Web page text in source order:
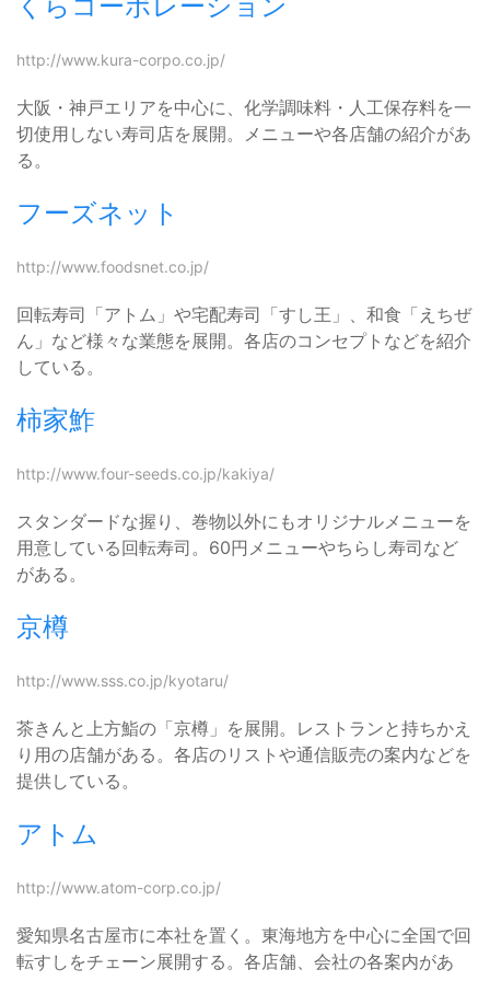
http://www.kura-corpo.co.jp/
大阪・神戸エリアを中心に、化学調味料・人工保存料を一
切使用しない寿司店を展開。メニューや各店舗の紹介があ
る。
フーズネット
http://www.foodsnet.co.jp/
回転寿司「アトム」や宅配寿司「すし王」、和食「えちぜ
ん」など様々な業態を展開。各店のコンセプトなどを紹介
している。
柿家鮓
http://www.four-seeds.co.jp/kakiya/
スタンダードな握り、巻物以外にもオリジナルメニューを
用意している回転寿司。60円メニューやちらし寿司など
がある。
京樽
http://www.sss.co.jp/kyotaru/
茶きんと上方鮨の「京樽」を展開。レストランと持ちかえ
り用の店舗がある。各店のリストや通信販売の案内などを
提供している。
アトム
http://www.atom-corp.co.jp/
愛知県名古屋市に本社を置く。東海地方を中心に全国で回
転すしをチェーン展開する。各店舗、会社の各案内があ